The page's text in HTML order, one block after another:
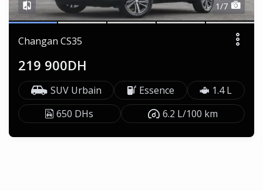
1/7
Changan CS35
219 900DH
SUV Urbain Essence
1.4 L
650 DHs
6.2 L/100 km